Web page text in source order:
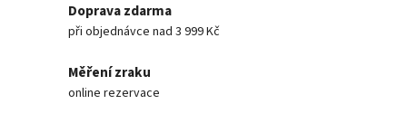
Doprava zdarma
při objednávce nad 3 999 Kč
Měření zraku
online rezervace